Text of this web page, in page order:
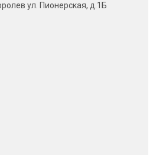
ул. Пионерская, д.1Б